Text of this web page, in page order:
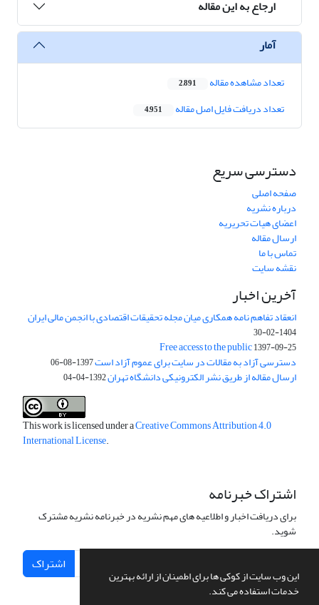
این وب سایت از کوکی ها برای اطمینان از ارائه بهترین
خدمات استفاده می کند.
ارجاع به این مقاله
آمار
تعداد مشاهده مقاله 2,891
تعداد دریافت فایل اصل مقاله 4,951
دسترسی سریع
صفحه اصلی
درباره نشریه
اعضای هیات تحریریه
ارسال مقاله
تماس با ما
نقشه سایت
آخرین اخبار
انعقاد تفاهم نامه همکاری میان مجله تحقیقات اقتصادی با انجمن مالی ایران
1404-02-30
Free access to the public1397-09-25
دسترسی آزاد به مقالات در سایت برای عموم آزاد است1397-08-06
ارسال مقاله از طریق نشر الکترونیکی دانشگاه تهران1392-04-04
This work is licensed under aCreative Commons Attribution 4.0
International License.
اشتراک خبرنامه
برای دریافت اخبار و اطلاعیه های مهم نشریه در خبرنامه نشریه مشترک
شوید.
اشتراک